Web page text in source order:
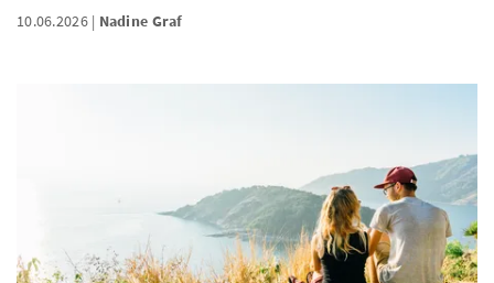
10.06.2026 Nadine Graf